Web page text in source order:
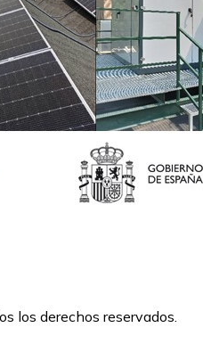
los derechos reservados.